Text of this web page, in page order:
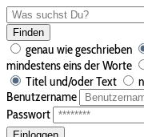
Finden
genau wie geschrieben
mindestens eins der Worte
Titel und/oder Text
Benutzername
Passwort